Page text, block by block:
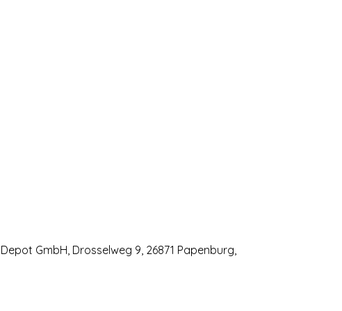
GmbH, Drosselweg 9, 26871 Papenburg,